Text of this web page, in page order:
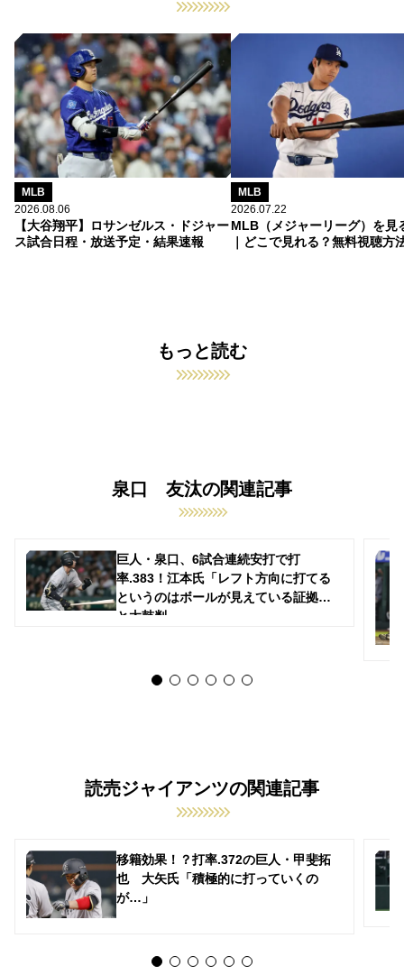
MLB
2026.08.06
【大谷翔平】ロサンゼルス・ドジャー
ス試合日程・放送予定・結果速報
MLB
2026.07.22
MLB（メジャーリーグ）を見
｜どこで見れる？無料視聴方
もっと読む
泉口 友汰の関連記事
巨人・泉口、6試合連続安打で打
率.383！江本氏「レフト方向に打てる
というのはボールが見えている証拠」
と太鼓判
読売ジャイアンツの関連記事
移籍効果！？打率.372の巨人・甲斐拓
也 大矢氏「積極的に打っていくの
が…」